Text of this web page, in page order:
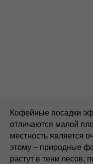
Кофейные посадки
отличаются малой
местность является
этому – природные
растут в тени лесов,